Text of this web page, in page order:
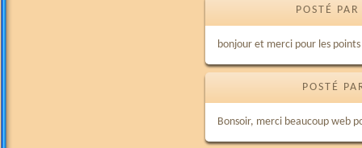
POSTÉ
bonjour et merci pour les
POSTÉ
Bonsoir, merci beaucoup web